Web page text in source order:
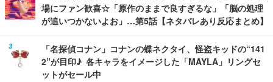
場にファン歓喜☆「原作のままで良すぎるな」「脳の処理
が追いつかないよお」…第5話【ネタバレあり反応まとめ】
「名探偵コナン」コナンの蝶ネクタイ、怪盗キッドの“141
2”が目印♪ 各キャラをイメージした「MAYLA」リングセ
ットがセール中